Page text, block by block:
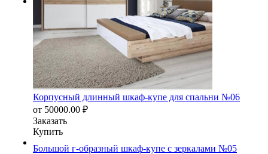
Корпусный длинный шкаф-купе для спальни №06
от 50000.00 ₽
Заказать
Купить
Большой г-образный шкаф-купе с зеркалами №05